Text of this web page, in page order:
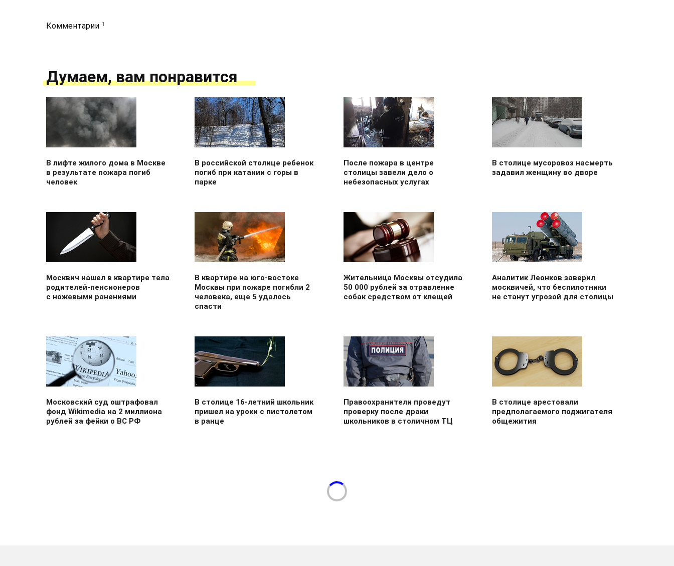
Комментарии 1
Думаем, вам понравится
В лифте жилого дома в Москве
в результате пожара погиб
человек
В российской столице ребенок
погиб при катании с горы в
парке
После пожара в центре
столицы завели дело о
небезопасных услугах
В столице мусоровоз насмерть
задавил женщину во дворе
Москвич нашел в квартире тела
родителей-пенсионеров
с ножевыми ранениями
В квартире на юго-востоке
Москвы при пожаре погибли 2
человека, еще 5 удалось
спасти
Жительница Москвы отсудила
50 000 рублей за отравление
собак средством от клещей
Аналитик Леонков заверил
москвичей, что беспилотники
не станут угрозой для столицы
Московский суд оштрафовал
фонд Wikimedia на 2 миллиона
рублей за фейки о ВС РФ
В столице 16-летний школьник
пришел на уроки с пистолетом
в ранце
Правоохранители проведут
проверку после драки
школьников в столичном ТЦ
В столице арестовали
предполагаемого поджигателя
общежития